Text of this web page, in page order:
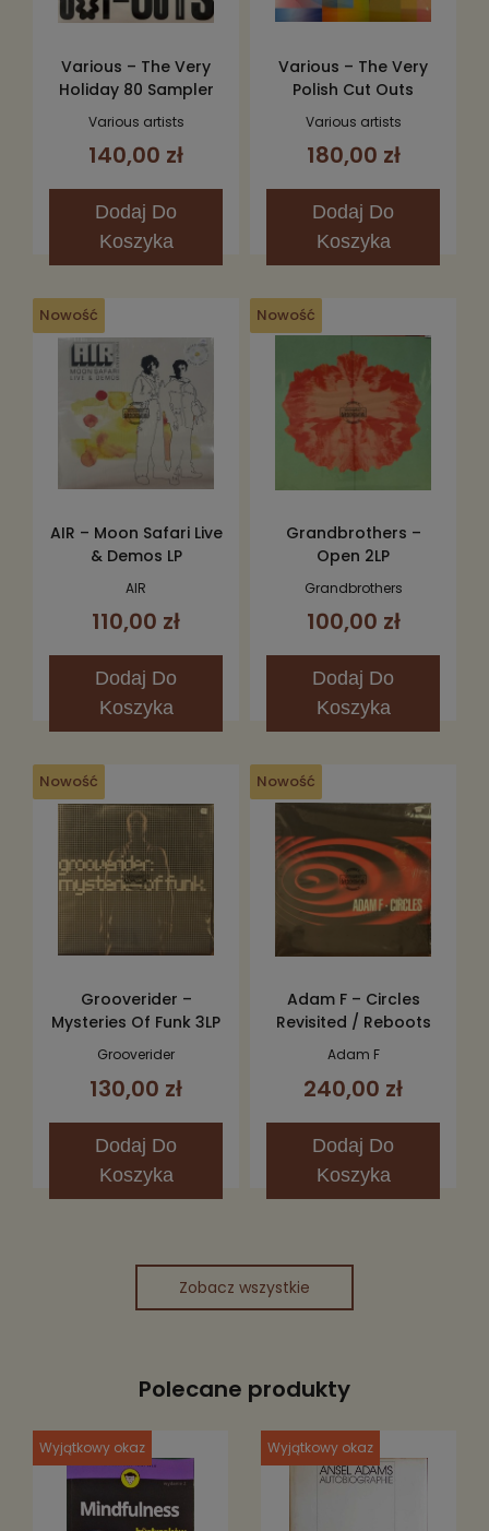
Various – The Very
Holiday 80 Sampler
Various artists
140,00 zł
Dodaj Do
Koszyka
Various – The Very
Polish Cut Outs
Sampler Vol.10 12"
Various artists
180,00 zł
Dodaj Do
Koszyka
Nowość
AIR – Moon Safari Live
& Demos LP
AIR
110,00 zł
Dodaj Do
Koszyka
Nowość
Grandbrothers –
Open 2LP
Grandbrothers
100,00 zł
Dodaj Do
Koszyka
Nowość
Grooverider –
Mysteries Of Funk 3LP
Grooverider
130,00 zł
Dodaj Do
Koszyka
Nowość
Adam F – Circles
Revisited / Reboots
12"
Adam F
240,00 zł
Dodaj Do
Koszyka
Zobacz wszystkie
Polecane produkty
Wyjątkowy okaz Wyjątkowy okaz